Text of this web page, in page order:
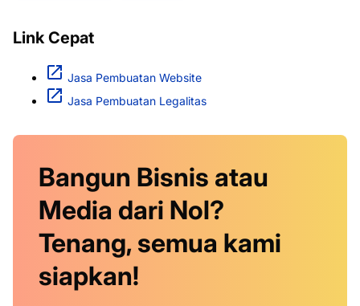
Link Cepat
Jasa Pembuatan Website
Jasa Pembuatan Legalitas
Bangun Bisnis atau
Media dari Nol?
Tenang, semua kami
siapkan!